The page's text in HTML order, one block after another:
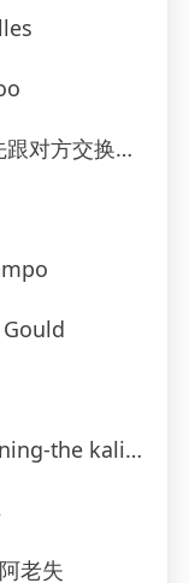
个问题-姗姗夜读
kalin twins
老失